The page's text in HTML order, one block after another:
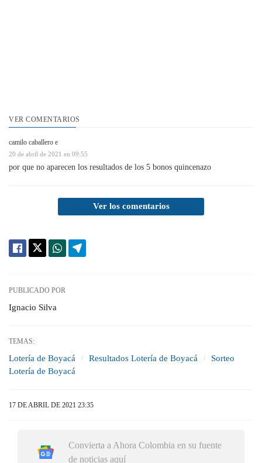
VER COMENTARIOS
camilo caballero e
20 de abril de 2021 en 09:55
por que no aparecen los resultados de los 5 bonos quincenazo
Ver los comentarios
PUBLICADO POR
Ignacio Silva
TEMAS:
Lotería de Boyacá Resultados Lotería de Boyacá
Sorteo
Lotería de Boyacá
17 DE ABRIL DE 2021 23:35
Convierta a Ahora Colombia en su fuente
de noticias aquí